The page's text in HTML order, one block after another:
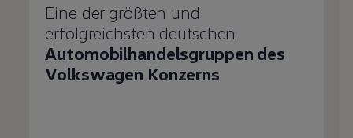
Eine der größten und
erfolgreichsten deutschen
Automobilhandelsgruppen des
Volkswagen Konzerns